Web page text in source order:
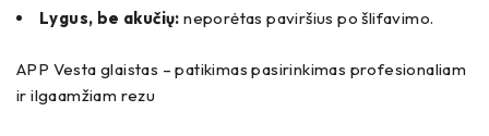
Lygus, be akučių:neporėtas paviršius po šlifavimo.
APP Vesta glaistas – patikimas pasirinkimas profesionaliam
ir ilgaamžiam rezu